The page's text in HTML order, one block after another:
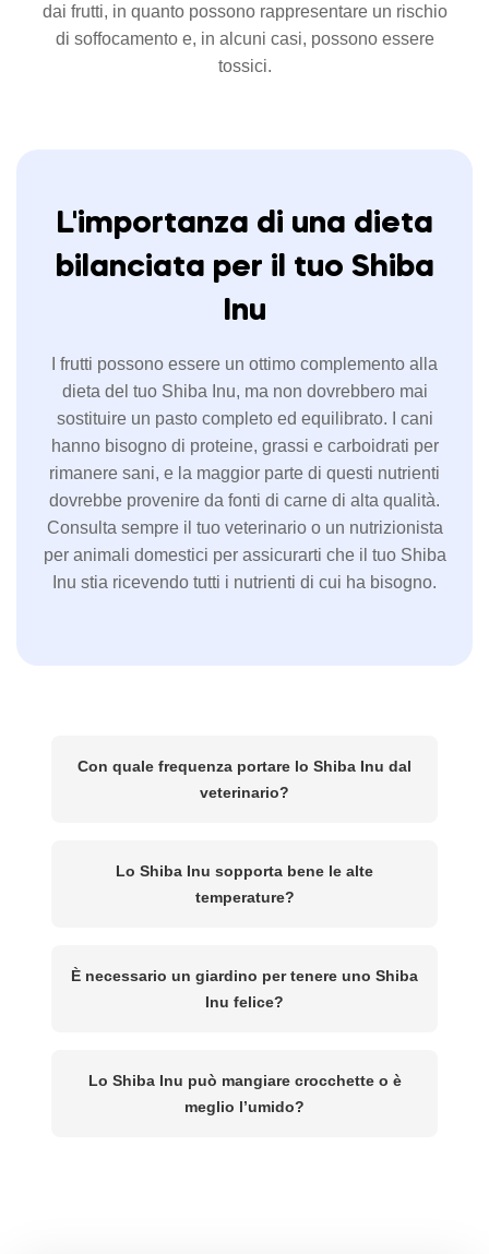
dai frutti, in quanto possono rappresentare un rischio
di soffocamento e, in alcuni casi, possono essere
tossici.
L'importanza di una dieta
bilanciata per il tuo Shiba
Inu
I frutti possono essere un ottimo complemento alla
dieta del tuo Shiba Inu, ma non dovrebbero mai
sostituire un pasto completo ed equilibrato. I cani
hanno bisogno di proteine, grassi e carboidrati per
rimanere sani, e la maggior parte di questi nutrienti
dovrebbe provenire da fonti di carne di alta qualità.
Consulta sempre il tuo veterinario o un nutrizionista
per animali domestici per assicurarti che il tuo Shiba
Inu stia ricevendo tutti i nutrienti di cui ha bisogno.
Con quale frequenza portare lo Shiba Inu dal
veterinario?
Lo Shiba Inu sopporta bene le alte
temperature?
È necessario un giardino per tenere uno Shiba
Inu felice?
Lo Shiba Inu può mangiare crocchette o è
meglio l’umido?